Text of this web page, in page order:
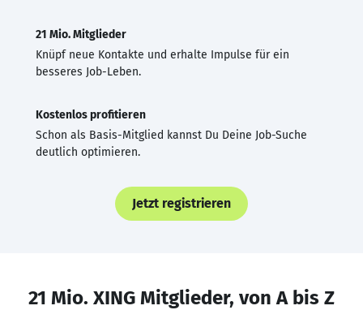
21 Mio. Mitglieder
Knüpf neue Kontakte und erhalte Impulse für ein
besseres Job-Leben.
Kostenlos profitieren
Schon als Basis-Mitglied kannst Du Deine Job-Suche
deutlich optimieren.
Jetzt registrieren
21 Mio. XING Mitglieder, von A bis Z